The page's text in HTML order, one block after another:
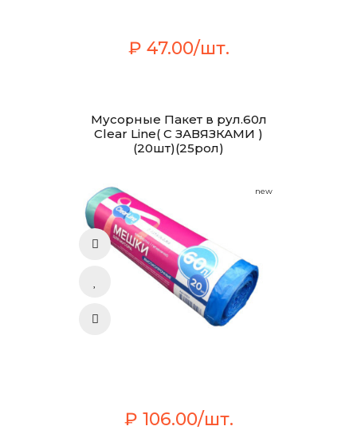
₽ 47.00/шт.
Мусорные Пакет в рул.60л
Clear Line( С ЗАВЯЗКАМИ )
(20шт)(25рол)
new
₽ 106.00/шт.